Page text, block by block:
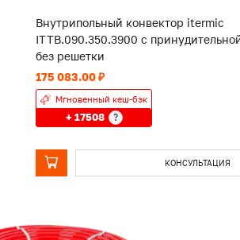
Внутрипольный конвектор itermic
ITTB.090.350.3900 с
без решетки
175 083.00 ₽
Мгновенный кеш-бэк
+ 17508 ?
КОНСУЛЬТАЦИЯ